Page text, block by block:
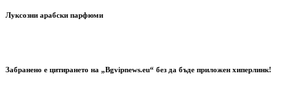
Луксозни арабски парфюми
Забранено е цитирането на „Bgvipnews.eu“ без да бъде приложен хиперлинк!